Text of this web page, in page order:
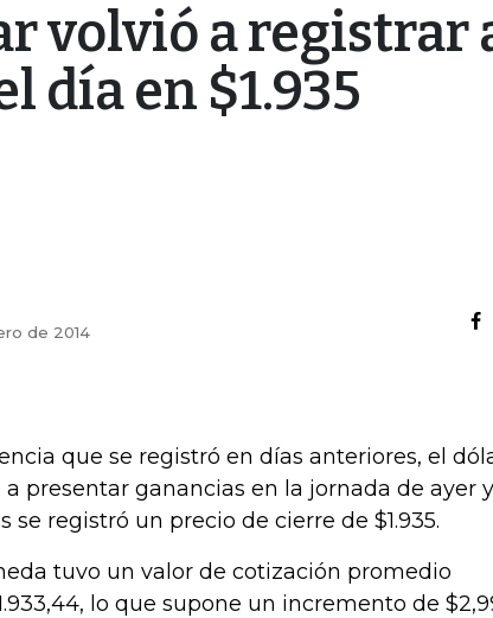
volvió a registrar
día en $1.935
de 2014
que se registró en días anteriores, el
presentar ganancias en la jornada de ayer y
se registró un precio de cierre de $1.935.
tuvo un valor de cotización promedio
lo que supone un incremento de